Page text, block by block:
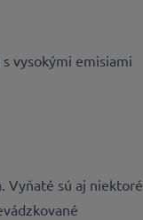
s vysokými emisiami
Vyňaté sú aj niektoré